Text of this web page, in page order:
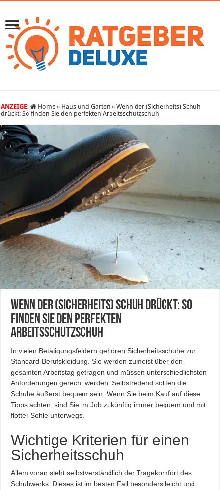
ANZEIGE: Home » Haus und Garten » Wenn der (Sicherheits) Schuh
drückt: So finden Sie den perfekten Arbeitsschutzschuh
Wenn der (Sicherheits) Schuh drückt: So
finden Sie den perfekten
Arbeitsschutzschuh
In vielen Betätigungsfeldern gehören Sicherheitsschuhe zur
Standard-Berufskleidung. Sie werden zumeist über den
gesamten Arbeitstag getragen und müssen unterschiedlichsten
Anforderungen gerecht werden. Selbstredend sollten die
Schuhe äußerst bequem sein. Wenn Sie beim Kauf auf diese
Tipps achten, sind Sie im Job zukünftig immer bequem und mit
flotter Sohle unterwegs.
Wichtige Kriterien für einen
Sicherheitsschuh
Allem voran steht selbstverständlich der Tragekomfort des
Schuhwerks. Dieses ist im besten Fall besonders leicht und